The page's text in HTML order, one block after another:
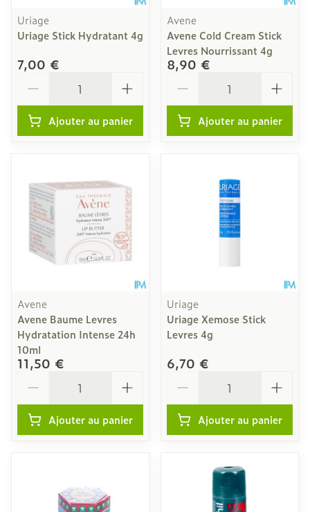
Uriage
Uriage Stick Hydratant 4g
7,00 €
Ajouter au panier
Avene
Avene Cold Cream Stick
Levres Nourrissant 4g
8,90 €
Ajouter au panier
Avene
Avene Baume Levres
Hydratation Intense 24h
10ml
11,50 €
Ajouter au panier
Uriage
Uriage Xemose Stick
Levres 4g
6,70 €
Ajouter au panier